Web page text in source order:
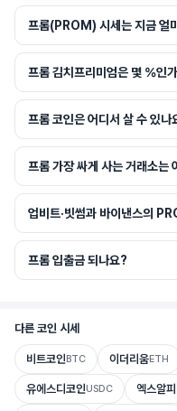
프롬(PROM) 시세는 지금 얼
프롬 김치프리미엄은 몇 %인
프롬 코인은 어디서 살 수 있나
프롬 가장 싸게 사는 거래소는
업비트·빗썸과 바이낸스의
프롬 입출금 되나요?
다른 코인 시세
비트코인BTC 이더리움ETH
유에스디코인USDC 엑스알